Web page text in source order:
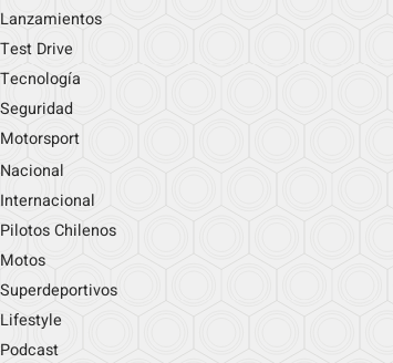
Lanzamientos
Test Drive
Tecnología
Seguridad
Motorsport
Nacional
Internacional
Pilotos Chilenos
Motos
Superdeportivos
Lifestyle
Podcast